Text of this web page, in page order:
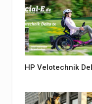
HP Velotechnik